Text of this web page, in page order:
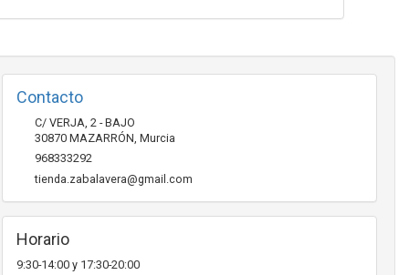
Contacto
C/ VERJA, 2 - BAJO
30870 MAZARRÓN, Murcia
968333292
tienda.zabalavera@gmail.com
Horario
9:30-14:00 y 17:30-20:00